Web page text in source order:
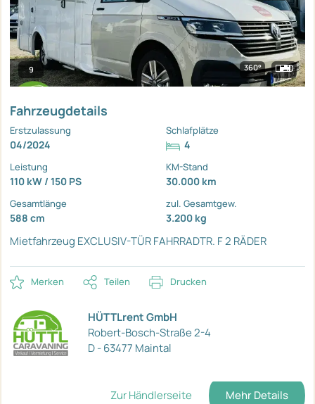
9 360°
Fahrzeugdetails
Erstzulassung
04/2024
Schlafplätze
4
Leistung
110 kW / 150 PS
KM-Stand
30.000 km
Gesamtlänge
588 cm
zul. Gesamtgew.
3.200 kg
Mietfahrzeug EXCLUSIV-TÜRFAHRRADTR. F 2 RÄDER
Merken Teilen Drucken
HÜTTLrent GmbH
Robert-Bosch-Straße 2-4
D - 63477 Maintal
Zur Händlerseite Mehr Details